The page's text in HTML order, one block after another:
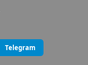
Telegram